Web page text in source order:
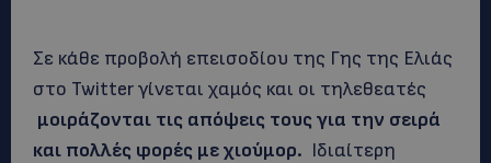
Σε κάθε προβολή επεισοδίου της Γης της Ελιάς
στο Twitter γίνεται χαμός και οι τηλεθεατές
μοιράζονται τις απόψεις τους για την σειρά
και πολλές φορές με χιούμορ. Ιδιαίτερη